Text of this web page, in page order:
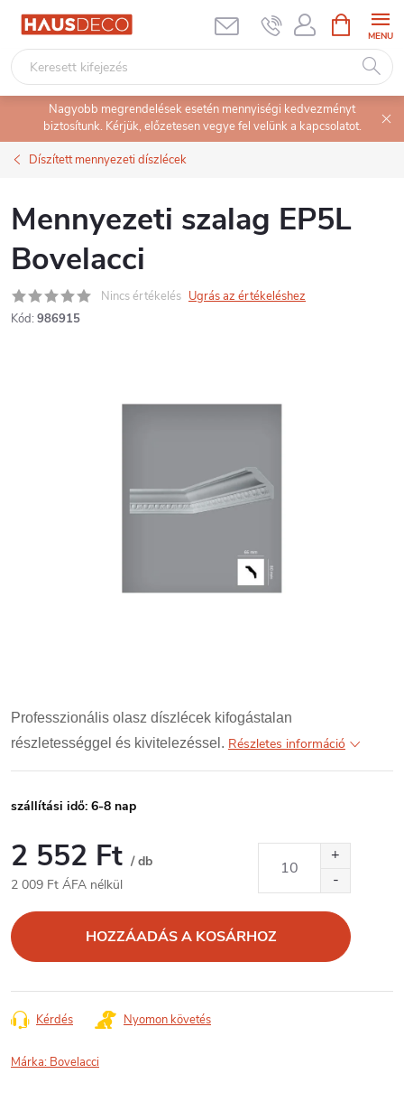
Ugrás
tartalomhoz
KOSÁR
Nagyobb megrendelések esetén mennyiségi kedvezményt
biztosítunk. Kérjük, előzetesen vegye fel velünk a kapcsolatot.
Díszített mennyezeti díszlécek
Mennyezeti szalag EP5L
Bovelacci
Nincs értékelés Ugrás az értékeléshez
Kód: 986915
Professzionális olasz díszlécek kifogástalan
részletességgel és kivitelezéssel. Részletes információ
szállítási idő: 6-8 nap
2 552 Ft / db
2 009 Ft ÁFA nélkül
HOZZÁADÁS A KOSÁRHOZ
Kérdés Nyomon követés
Márka: Bovelacci